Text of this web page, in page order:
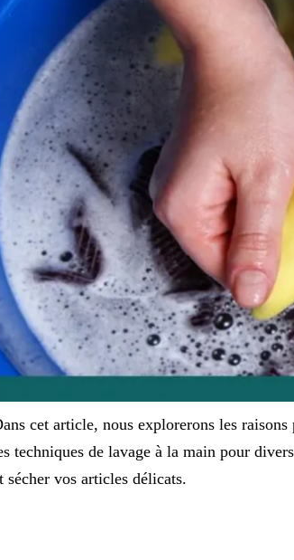
cet article, nous explorerons les
techniques de lavage à la main pour
sécher vos articles délicats.